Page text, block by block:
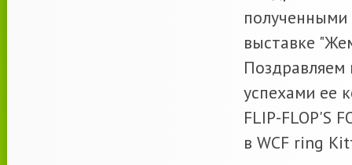
полученными
выставке
Поздравляем
успехами ее
FLIP-FLOP'S
в WCF ring